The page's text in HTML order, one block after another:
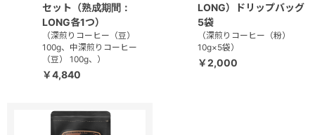
セット（熟成期間：
LONG各1つ）
（深煎りコーヒー（豆）
100g、中深煎りコーヒー
（豆） 100g、）
￥4,840
LONG）ドリップバッグ
5袋
（深煎りコーヒー（粉）
10g×5袋）
￥2,000